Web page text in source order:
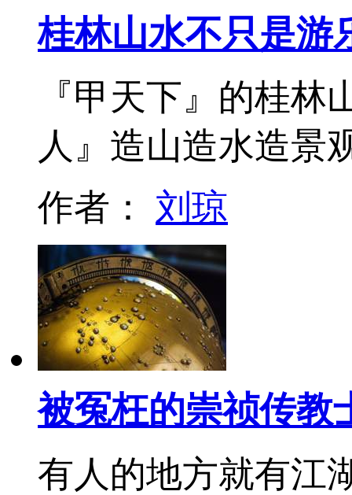
桂林山水不只是游
『甲天下』的桂
人』造山造水造景
作者： 刘琼
被冤枉的崇祯传教
有人的地方就有江